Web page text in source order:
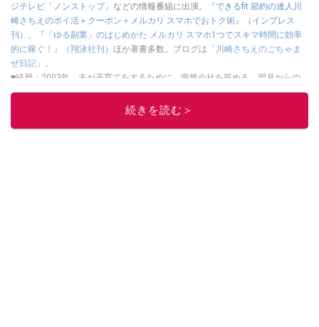
ジテレビ「ノンストップ」 などの情報番組に出演。
『できるfit 節約の達人川
崎さちえのポイ活＋クーポン＋メルカリ スマホでおトク術』（インプレス
刊）
『「ゆる副業」のはじめかた メルカリ スマホ1つでスキマ時間に効率
的に稼ぐ！』（翔泳社刊） ほか著書多数。ブログは 「川崎さちえのごちゃま
ぜ日記」
。
■経歴：2003年、夫が子育てをするために、突然会社を辞める。翌月からの
給料が０円になり、家にいながら、しかも空いた時間でできるオークション
に目をつける。しかし、取引の仕方がわからずに、まずは落札者として参
続きを読む＞